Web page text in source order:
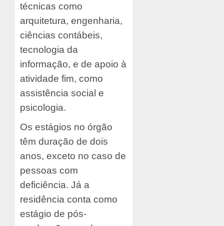
técnicas como
arquitetura, engenharia,
ciências contábeis,
tecnologia da
informação, e de apoio à
atividade fim, como
assistência social e
psicologia.
Os estágios no órgão
têm duração de dois
anos, exceto no caso de
pessoas com
deficiência. Já a
residência conta como
estágio de pós-